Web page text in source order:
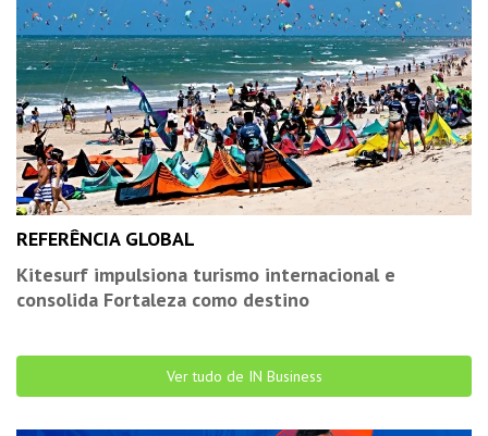
REFERÊNCIA GLOBAL
Kitesurf impulsiona turismo internacional e
consolida Fortaleza como destino
Ver tudo de IN Business